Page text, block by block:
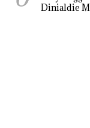
Dinialdie